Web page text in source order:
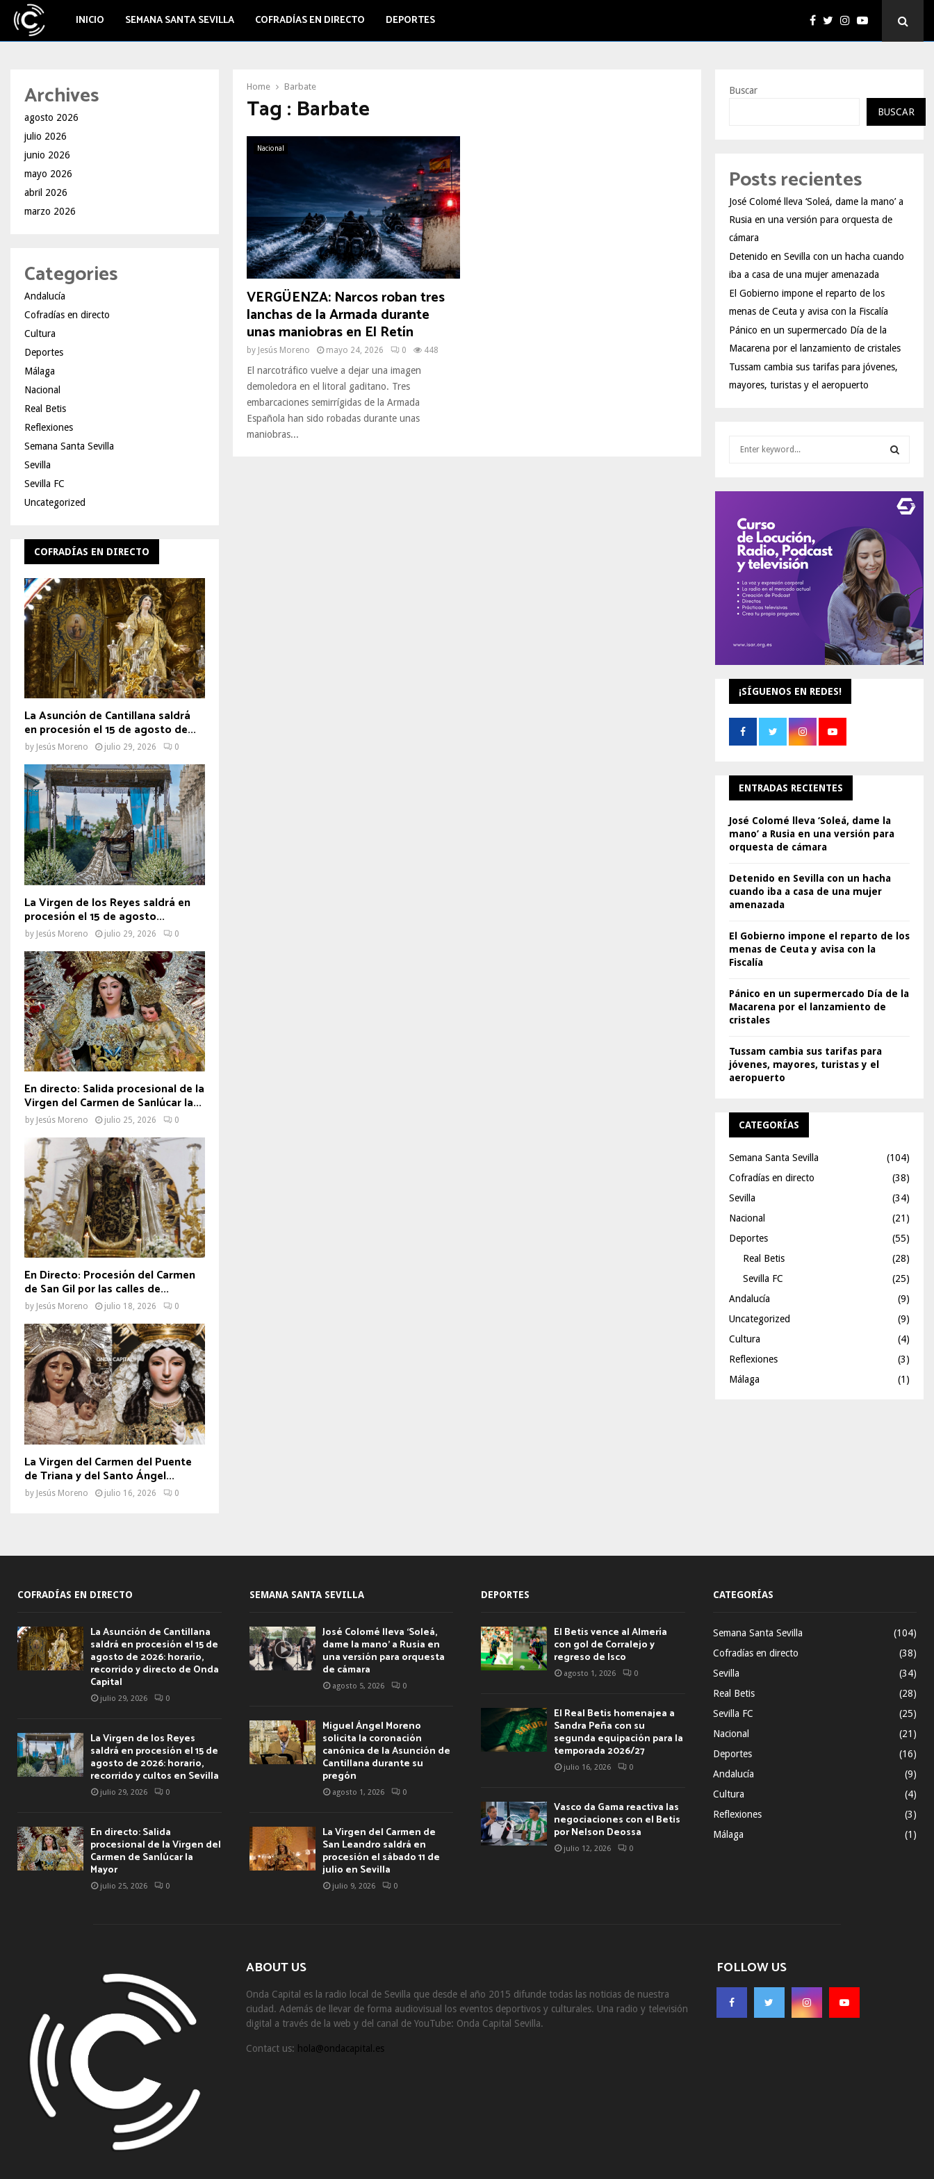
INICIO SEMANA SANTA SEVILLA COFRADÍAS EN DIRECTO DEPORTES
Home Barbate
Tag : Barbate
Nacional
VERGÜENZA: Narcos roban tres
lanchas de la Armada durante
unas maniobras en El Retín
by Jesús Moreno mayo 24, 2026 0 448
El narcotráfico vuelve a dejar una imagen
demoledora en el litoral gaditano. Tres
embarcaciones semirrígidas de la Armada
Española han sido robadas durante unas
maniobras...
Archives
agosto 2026
julio 2026
junio 2026
mayo 2026
abril 2026
marzo 2026
Categories
Andalucía
Cofradías en directo
Cultura
Deportes
Málaga
Nacional
Real Betis
Reflexiones
Semana Santa Sevilla
Sevilla
Sevilla FC
Uncategorized
COFRADÍAS EN DIRECTO
La Asunción de Cantillana saldrá
en procesión el 15 de agosto de...
by Jesús Moreno julio 29, 2026 0
La Virgen de los Reyes saldrá en
procesión el 15 de agosto...
by Jesús Moreno julio 29, 2026 0
En directo: Salida procesional de la
Virgen del Carmen de Sanlúcar la...
by Jesús Moreno julio 25, 2026 0
En Directo: Procesión del Carmen
de San Gil por las calles de...
by Jesús Moreno julio 18, 2026 0
La Virgen del Carmen del Puente
de Triana y del Santo Ángel...
by Jesús Moreno julio 16, 2026 0
Buscar
BUSCAR
Posts recientes
José Colomé lleva ‘Soleá, dame la mano’ a
Rusia en una versión para orquesta de
cámara
Detenido en Sevilla con un hacha cuando
iba a casa de una mujer amenazada
El Gobierno impone el reparto de los
menas de Ceuta y avisa con la Fiscalía
Pánico en un supermercado Día de la
Macarena por el lanzamiento de cristales
Tussam cambia sus tarifas para jóvenes,
mayores, turistas y el aeropuerto
C
H
¡SÍGUENOS EN REDES!
ENTRADAS RECIENTES
José Colomé lleva ‘Soleá, dame la
mano’ a Rusia en una versión para
orquesta de cámara
Detenido en Sevilla con un hacha
cuando iba a casa de una mujer
amenazada
El Gobierno impone el reparto de los
menas de Ceuta y avisa con la
Fiscalía
Pánico en un supermercado Día de la
Macarena por el lanzamiento de
cristales
Tussam cambia sus tarifas para
jóvenes, mayores, turistas y el
aeropuerto
CATEGORÍAS
Semana Santa Sevilla
(104)
Cofradías en directo
(38)
Sevilla
(34)
Nacional
(21)
Deportes
(55)
Real Betis
(28)
Sevilla FC
(25)
Andalucía
(9)
Uncategorized
(9)
Cultura
(4)
Reflexiones
(3)
Málaga
(1)
COFRADÍAS EN DIRECTO
La Asunción de Cantillana
saldrá en procesión el 15 de
agosto de 2026: horario,
recorrido y directo de Onda
Capital
julio 29, 2026 0
La Virgen de los Reyes
saldrá en procesión el 15 de
agosto de 2026: horario,
recorrido y cultos en Sevilla
julio 29, 2026 0
En directo: Salida
procesional de la Virgen del
Carmen de Sanlúcar la
Mayor
julio 25, 2026 0
SEMANA SANTA SEVILLA
José Colomé lleva ‘Soleá,
dame la mano’ a Rusia en
una versión para orquesta
de cámara
agosto 5, 2026 0
Miguel Ángel Moreno
solicita la coronación
canónica de la Asunción de
Cantillana durante su
pregón
agosto 1, 2026 0
La Virgen del Carmen de
San Leandro saldrá en
procesión el sábado 11 de
julio en Sevilla
julio 9, 2026 0
DEPORTES
El Betis vence al Almería
con gol de Corralejo y
regreso de Isco
agosto 1, 2026 0
El Real Betis homenajea a
Sandra Peña con su
segunda equipación para la
temporada 2026/27
julio 16, 2026 0
Vasco da Gama reactiva las
negociaciones con el Betis
por Nelson Deossa
julio 12, 2026 0
CATEGORÍAS
Semana Santa Sevilla
(104)
Cofradías en directo
(38)
Sevilla
(34)
Real Betis
(28)
Sevilla FC
(25)
Nacional
(21)
Deportes
(16)
Andalucía
(9)
Cultura
(4)
Reflexiones
(3)
Málaga
(1)
ABOUT US
Onda Capital es la radio local de Sevilla que desde el año 2015 difunde todas las noticias de nuestra
ciudad. Además de llevar de forma audiovisual los eventos deportivos y culturales. Una radio y televisión
digital a través de la web y del canal de YouTube: Onda Capital Sevilla.
Contact us: hola@ondacapital.es
FOLLOW US